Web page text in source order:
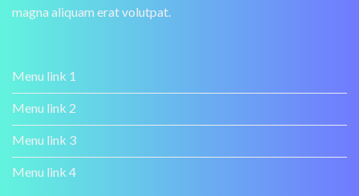
magna aliquam erat volutpat.
Menu link 1
Menu link 2
Menu link 3
Menu link 4